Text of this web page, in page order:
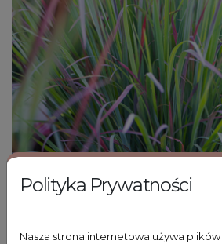
Polityka Prywatności
Nasza strona internetowa używa plików